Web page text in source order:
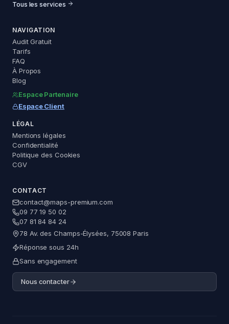
Tous les services
NAVIGATION
Audit Gratuit
Tarifs
FAQ
À Propos
Blog
Espace Partenaire
Espace Client
LÉGAL
Mentions légales
Confidentialité
Politique des Cookies
CGV
CONTACT
contact@maps-premium.com
09 77 19 50 02
07 81 84 84 24
78 Av. des Champs-Élysées, 75008 Paris
Réponse sous 24h
Sans engagement
Nous contacter
Maps Premium
Assistant — réponse immédiate
Questions fréquentes
Comment valider ma fiche Google ?
Ma fiche est suspendue, que faire ?
Comment obtenir plus d'avis positifs sur Google
?